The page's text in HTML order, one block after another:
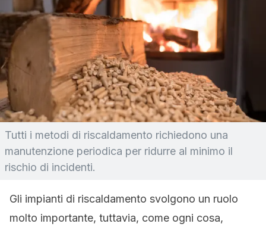
Tutti i metodi di riscaldamento richiedono una
manutenzione periodica per ridurre al minimo il
rischio di incidenti.
Gli impianti di riscaldamento svolgono un ruolo
molto importante, tuttavia, come ogni cosa,